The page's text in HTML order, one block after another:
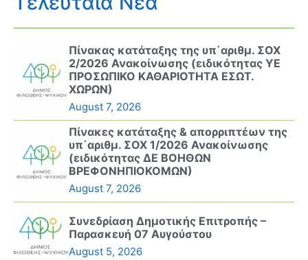
Πίνακας κατάταξης της υπ΄αριθμ. ΣΟΧ
2/2026 Ανακοίνωσης (ειδικότητας ΥΕ
ΠΡΟΣΩΠΙΚΟ ΚΑΘΑΡΙΟΤΗΤΑ ΕΣΩΤ.
ΧΩΡΩΝ)
August 7, 2026
Πίνακες κατάταξης & απορριπτέων της
υπ΄αριθμ. ΣΟΧ 1/2026 Ανακοίνωσης
(ειδικότητας ΔΕ ΒΟΗΘΩΝ
ΒΡΕΦΟΝΗΠΙΟΚΟΜΩΝ)
August 7, 2026
Συνεδρίαση Δημοτικής Επιτροπής –
Παρασκευή 07 Αυγούστου
August 5, 2026